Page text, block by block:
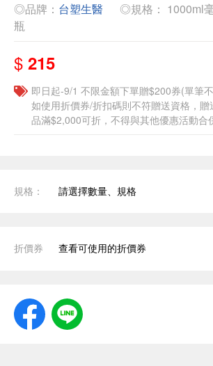
◎品牌： 台塑生醫
◎規格： 1000ml
瓶
$ 215
即日起-9/1 不限金額下單贈$200券(單筆
如使用折價券/折扣碼則不符贈送資格，
品滿$2,000可折，不得與其他優惠活動合
規格： 請選擇數量、規格
折價券 查看可使用的折價券